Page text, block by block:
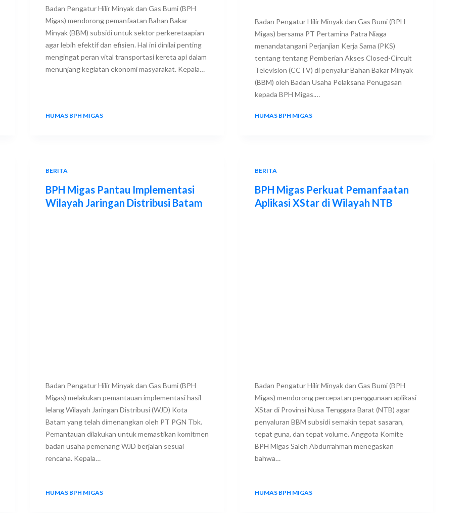
Badan Pengatur Hilir Minyak dan Gas Bumi (BPH
Migas) mendorong pemanfaatan Bahan Bakar
Minyak (BBM) subsidi untuk sektor perkeretaapian
agar lebih efektif dan efisien. Hal ini dinilai penting
mengingat peran vital transportasi kereta api dalam
menunjang kegiatan ekonomi masyarakat. Kepala…
HUMAS BPH MIGAS
Badan Pengatur Hilir Minyak dan Gas Bumi (BPH
Migas) bersama PT Pertamina Patra Niaga
menandatangani Perjanjian Kerja Sama (PKS)
tentang tentang Pemberian Akses Closed-Circuit
Television (CCTV) di penyalur Bahan Bakar Minyak
(BBM) oleh Badan Usaha Pelaksana Penugasan
kepada BPH Migas.…
HUMAS BPH MIGAS
BERITA
BPH Migas Pantau Implementasi
Wilayah Jaringan Distribusi Batam
Badan Pengatur Hilir Minyak dan Gas Bumi (BPH
Migas) melakukan pemantauan implementasi hasil
lelang Wilayah Jaringan Distribusi (WJD) Kota
Batam yang telah dimenangkan oleh PT PGN Tbk.
Pemantauan dilakukan untuk memastikan komitmen
badan usaha pemenang WJD berjalan sesuai
rencana. Kepala…
HUMAS BPH MIGAS
BERITA
BPH Migas Perkuat Pemanfaatan
Aplikasi XStar di Wilayah NTB
Badan Pengatur Hilir Minyak dan Gas Bumi (BPH
Migas) mendorong percepatan penggunaan aplikasi
XStar di Provinsi Nusa Tenggara Barat (NTB) agar
penyaluran BBM subsidi semakin tepat sasaran,
tepat guna, dan tepat volume. Anggota Komite
BPH Migas Saleh Abdurrahman menegaskan
bahwa…
HUMAS BPH MIGAS